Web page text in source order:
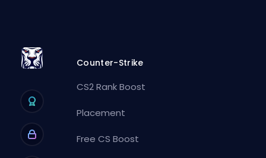
Counter-Strike
CS2 Rank Boost
Placement
Free CS Boost